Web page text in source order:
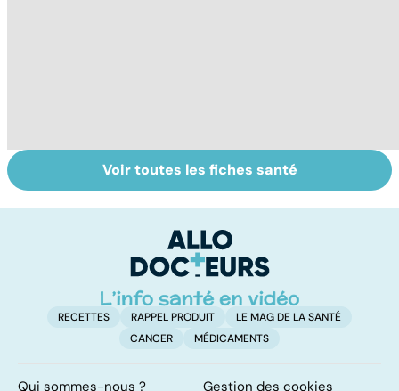
Alimentation :
mangeons-nous
Les féculents, un
carburant
pour l'organisme
Voir toutes les fiches santé
RECETTES RAPPEL PRODUIT
LE MAG DE LA SANTÉ
CANCER
MÉDICAMENTS
Qui sommes-nous ? Gestion des cookies